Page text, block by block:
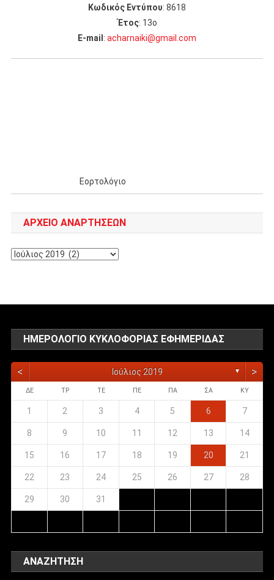
Κωδικός Εντύπου: 8618
Έτος: 13ο
Ε-mail : acharnaiki@gmail.com
Εορτολόγιο
ΑΡΧΕΊΟ ΑΝΑΡΤΉΣΕΩΝ
Αρχείο
ΗΜΕΡΟΛΌΓΙΟ ΚΥΚΛΟΦΟΡΊΑΣ ΕΦΗΜΕΡΊΔΑΣ
< Ιούλιος 2019 ▼ >
ΔΕ ΤΡ ΤΕ ΠΕ ΠΑ ΣΑ ΚΥ
1 2 3 4 5 6 7
8 9 10 11 12 13 14
15 16 17 18 19 20 21
22 23 24 25 26 27 28
29 30 31
ΑΝΑΖΉΤΗΣΗ